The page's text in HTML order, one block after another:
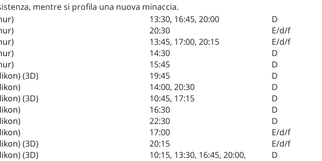
mentre si profila una nuova minaccia.
) 13:30, 16:45, 20:00 D
) 20:30 E/d/f
) 13:45, 17:00, 20:15 E/d/f
) 14:30 D
) 15:45 D
) (3D) 19:45 D
) 14:00, 20:30 D
) (3D) 10:45, 17:15 D
) 16:30 D
) 22:30 D
) 17:00 E/d/f
) (3D) 20:15 E/d/f
) (3D) 10:15, 13:30, 16:45, 20:00,
D